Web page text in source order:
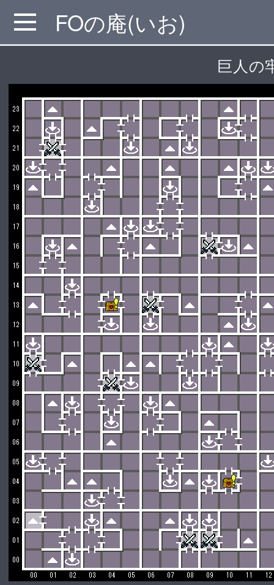
MENU FOの庵(いお)
巨人の